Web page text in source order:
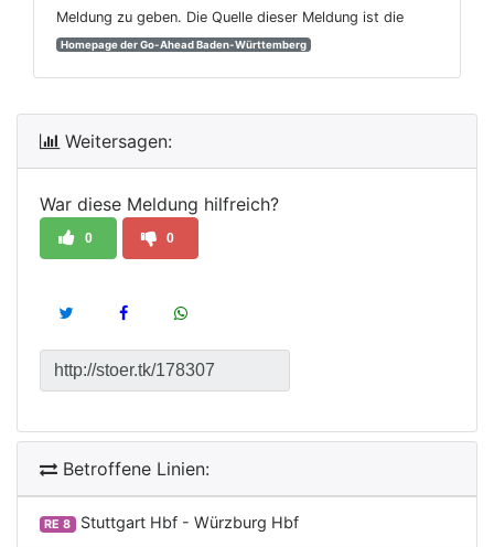
Meldung zu geben. Die Quelle dieser Meldung ist die
Homepage der Go-Ahead Baden-Württemberg
Weitersagen:
War diese Meldung hilfreich?
0 0
Betroffene Linien:
RE 8 Stuttgart Hbf - Würzburg Hbf